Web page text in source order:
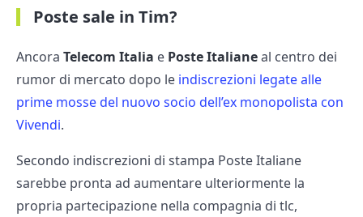
Poste sale in Tim?
Ancora Telecom Italia e Poste Italianeal centro dei
rumor di mercato dopo le indiscrezioni legate alle
prime mosse del nuovo socio dell’ex monopolista con
Vivendi.
Secondo indiscrezioni di stampa Poste Italiane
sarebbe pronta ad aumentare ulteriormente la
propria partecipazione nella compagnia di tlc,